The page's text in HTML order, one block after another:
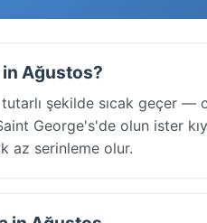
in Ağustos?
tutarlı şekilde sıcak geçer
George's'de olun ister
az serinleme olur.